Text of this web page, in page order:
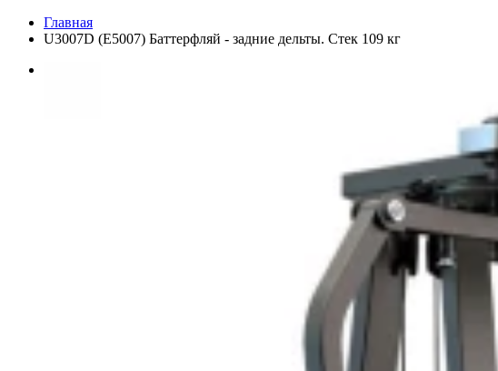
Главная
U3007D (E5007) Баттерфляй - задние дельты. Стек 109 кг